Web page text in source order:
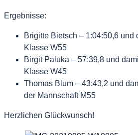
Ergebnisse:
Brigitte Bietsch – 1:04:50,6 und
Klasse W55
Birgit Paluka – 57:39,8 und
Klasse W45
Thomas Blum – 43:43,2 und
der Mannschaft M55
Herzlichen Glückwunsch!